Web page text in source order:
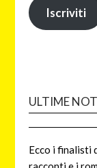
Iscriviti
ULTIME
Ecco i finalisti